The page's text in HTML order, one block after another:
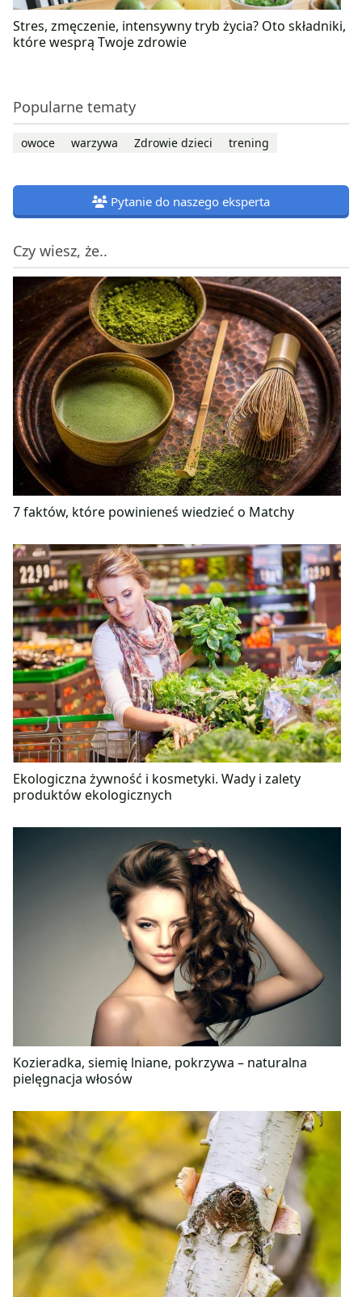
Stres, zmęczenie, intensywny tryb życia? Oto składniki,
które wesprą Twoje zdrowie
Popularne tematy
owoce warzywa Zdrowie dzieci trening
Pytanie do naszego eksperta
Czy wiesz, że..
7 faktów, które powinieneś wiedzieć o Matchy
Ekologiczna żywność i kosmetyki. Wady i zalety
produktów ekologicznych
Kozieradka, siemię lniane, pokrzywa – naturalna
pielęgnacja włosów